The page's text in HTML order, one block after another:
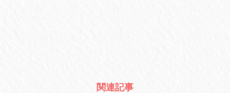
関連記事